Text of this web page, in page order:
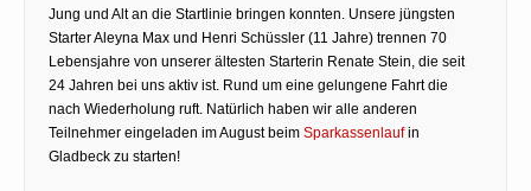
Jung und Alt an die Startlinie bringen konnten. Unsere jüngsten
Starter Aleyna Max und Henri Schüssler (11 Jahre) trennen 70
Lebensjahre von unserer ältesten Starterin Renate Stein, die seit
24 Jahren bei uns aktiv ist. Rund um eine gelungene Fahrt die
nach Wiederholung ruft. Natürlich haben wir alle anderen
Teilnehmer eingeladen im August beim Sparkassenlaufin
Gladbeck zu starten!